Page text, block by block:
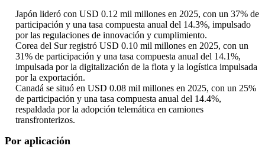
Japón lideró con USD 0.12 mil millones en 2025, con un 37% de
participación y una tasa compuesta anual del 14.3%, impulsado
por las regulaciones de innovación y cumplimiento.
Corea del Sur registró USD 0.10 mil millones en 2025, con un
31% de participación y una tasa compuesta anual del 14.1%,
impulsada por la digitalización de la flota y la logística impulsada
por la exportación.
Canadá se situó en USD 0.08 mil millones en 2025, con un 25%
de participación y una tasa compuesta anual del 14.4%,
respaldada por la adopción telemática en camiones
transfronterizos.
Por aplicación